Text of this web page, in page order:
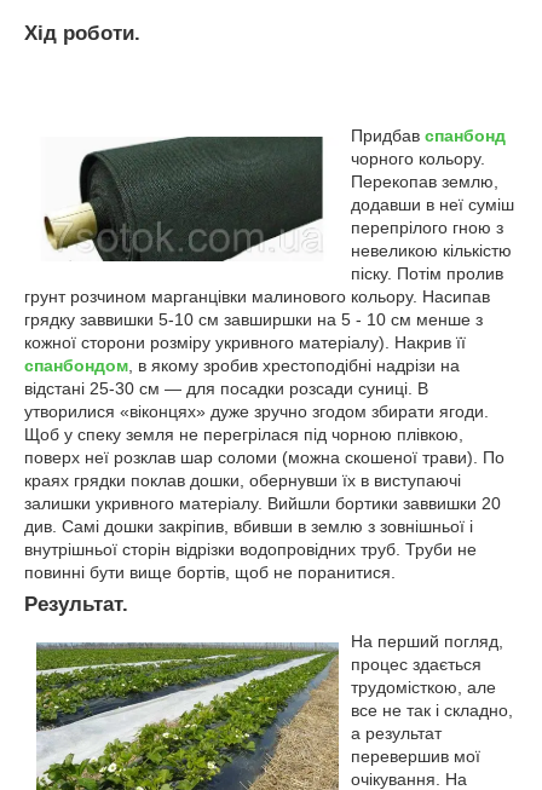
Хід роботи.
Придбав спанбонд
чорного кольору.
Перекопав землю,
додавши в неї суміш
перепрілого гною з
невеликою кількістю
піску. Потім пролив
грунт розчином марганцівки малинового кольору. Насипав
грядку заввишки 5-10 см завширшки на 5 - 10 см менше з
кожної сторони розміру укривного матеріалу). Накрив її
спанбондом , в якому зробив хрестоподібні надрізи на
відстані 25-30 см — для посадки розсади суниці. В
утворилися «віконцях» дуже зручно згодом збирати ягоди.
Щоб у спеку земля не перегрілася під чорною плівкою,
поверх неї розклав шар соломи (можна скошеної трави). По
краях грядки поклав дошки, обернувши їх в виступаючі
залишки укривного матеріалу. Вийшли бортики заввишки 20
див. Самі дошки закріпив, вбивши в землю з зовнішньої і
внутрішньої сторін відрізки водопровідних труб. Труби не
повинні бути вище бортів, щоб не поранитися.
Результат.
На перший погляд,
процес здається
трудомісткою, але
все не так і складно,
а результат
перевершив мої
очікування. На